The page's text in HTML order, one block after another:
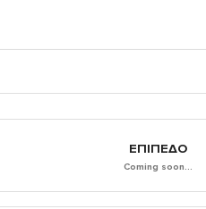
ΕΠΊΠΕΔΟ
Coming soon...